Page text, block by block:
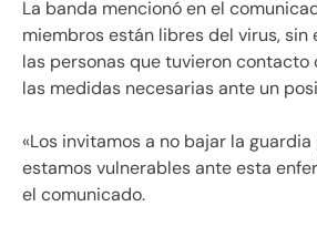
La banda mencionó en el
miembros están libres del virus, sin
las personas que tuvieron contacto
las medidas necesarias ante un
«Los invitamos a no bajar la
estamos vulnerables ante esta
el comunicado.